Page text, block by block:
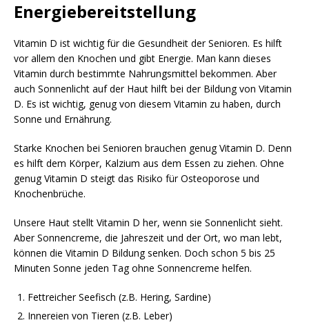
Energiebereitstellung
Vitamin D ist wichtig für die Gesundheit der Senioren. Es hilft
vor allem den Knochen und gibt Energie. Man kann dieses
Vitamin durch bestimmte Nahrungsmittel bekommen. Aber
auch Sonnenlicht auf der Haut hilft bei der Bildung von Vitamin
D. Es ist wichtig, genug von diesem Vitamin zu haben, durch
Sonne und Ernährung.
Starke Knochen bei Senioren brauchen genug Vitamin D. Denn
es hilft dem Körper, Kalzium aus dem Essen zu ziehen. Ohne
genug Vitamin D steigt das Risiko für Osteoporose und
Knochenbrüche.
Unsere Haut stellt Vitamin D her, wenn sie Sonnenlicht sieht.
Aber Sonnencreme, die Jahreszeit und der Ort, wo man lebt,
können die Vitamin D Bildung senken. Doch schon 5 bis 25
Minuten Sonne jeden Tag ohne Sonnencreme helfen.
Fettreicher Seefisch (z.B. Hering, Sardine)
Innereien von Tieren (z.B. Leber)